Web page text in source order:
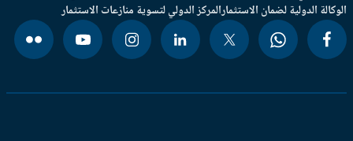
الدولية لضمان الاستثمارالمركز الدولي لتسوية منازعات الاستثمار